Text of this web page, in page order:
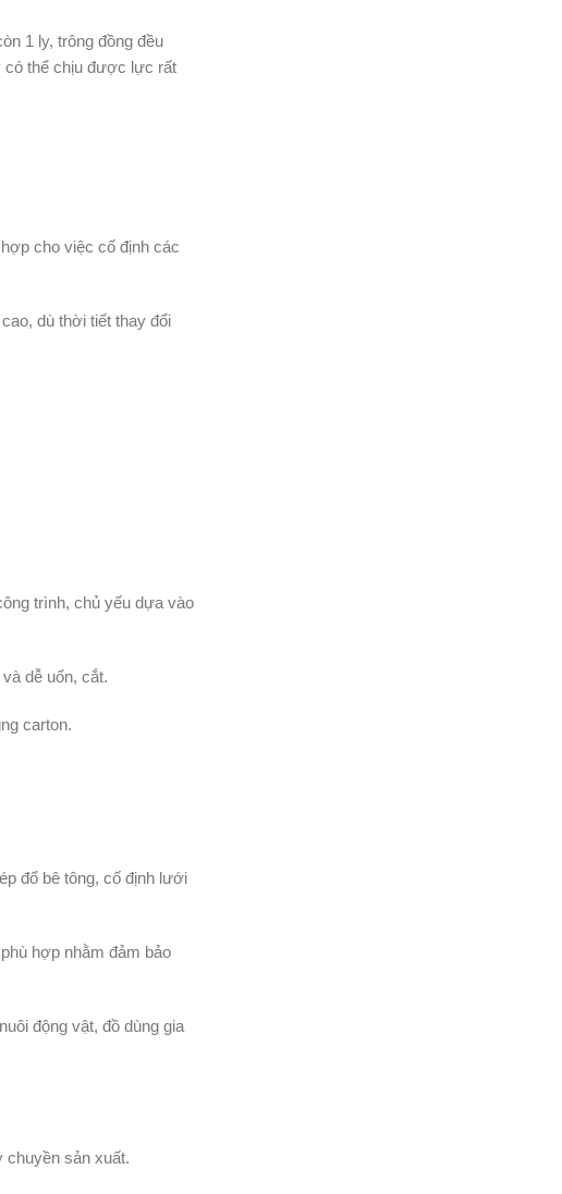
1 ly, trông đồng đều
có thể chịu được lực rất
cho việc cố định các
dù thời tiết thay đổi
trình, chủ yếu dựa vào
dễ uốn, cắt.
carton.
đổ bê tông, cố định lưới
hợp nhằm đảm bảo
động vật, đồ dùng gia
chuyền sản xuất.